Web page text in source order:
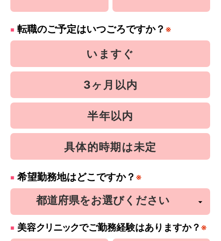
転職のご予定はいつごろですか？ ※
いますぐ
3ヶ月以内
半年以内
具体的時期は未定
希望勤務地はどこですか？ ※
美容クリニックでご勤務経験はありますか？ ※